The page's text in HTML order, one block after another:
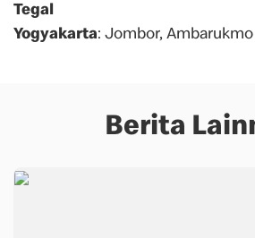
Tegal
Yogyakarta: Jombor, Ambarukmo
Berita